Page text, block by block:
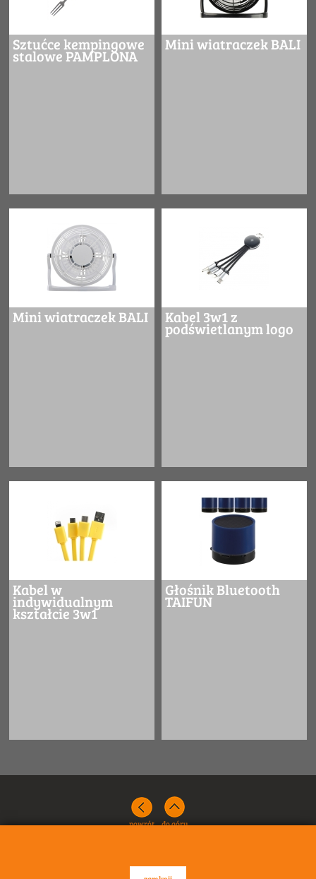
Sztućce kempingowe
stalowe PAMPLONA
Mini wiatraczek BALI
Mini wiatraczek BALI Kabel 3w1 z
podświetlanym logo
Kabel w
indywidualnym
kształcie 3w1
Głośnik Bluetooth
TAIFUN
powrót do góry